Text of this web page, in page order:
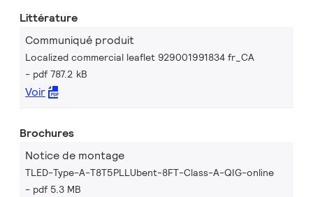
Littérature
Communiqué produit
Localized commercial leaflet 929001991834 fr_CA
pdf 787.2 kB
Voir
Brochures
Notice de montage
TLED-Type-A-T8T5PLLUbent-8FT-Class-A-QIG-online
pdf 5.3 MB